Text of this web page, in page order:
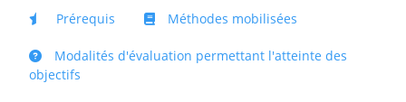
Prérequis Méthodes mobilisées
Modalités d'évaluation permettant l'atteinte des
objectifs